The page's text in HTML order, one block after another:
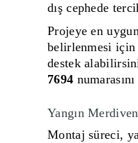
dış cephede
Projeye en
belirlenmesi
destek
7694
Yangın
Montaj süreci,